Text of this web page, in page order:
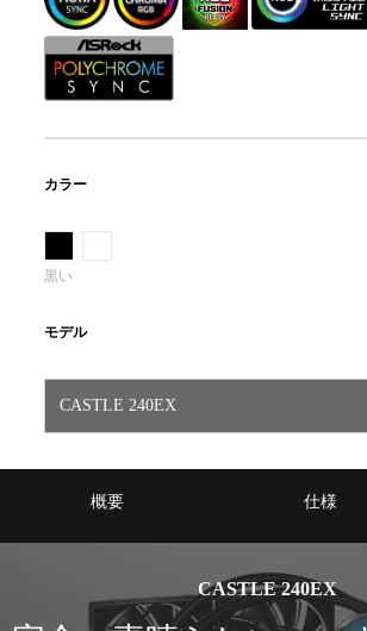
カラー
黒い
モデル
CASTLE 240EX
概要 仕様
CASTLE 240EX